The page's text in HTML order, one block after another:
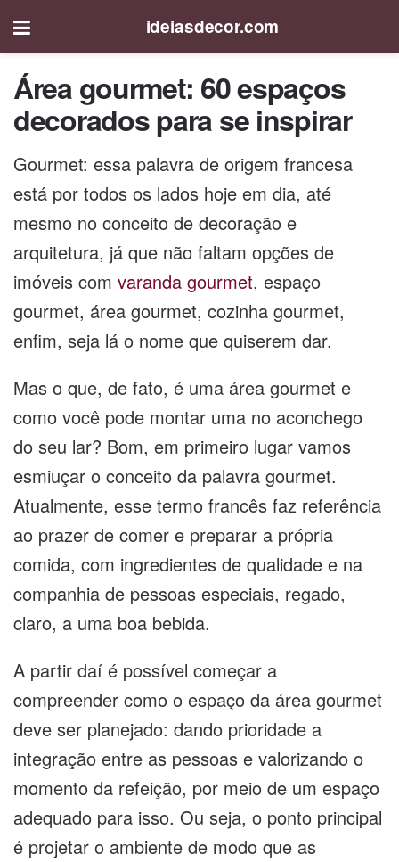
ideiasdecor.com
Área gourmet: 60 espaços
decorados para se inspirar
Gourmet: essa palavra de origem francesa
está por todos os lados hoje em dia, até
mesmo no conceito de decoração e
arquitetura, já que não faltam opções de
imóveis com varanda gourmet, espaço
gourmet, área gourmet, cozinha gourmet,
enfim, seja lá o nome que quiserem dar.
Mas o que, de fato, é uma área gourmet e
como você pode montar uma no aconchego
do seu lar? Bom, em primeiro lugar vamos
esmiuçar o conceito da palavra gourmet.
Atualmente, esse termo francês faz referência
ao prazer de comer e preparar a própria
comida, com ingredientes de qualidade e na
companhia de pessoas especiais, regado,
claro, a uma boa bebida.
A partir daí é possível começar a
compreender como o espaço da área gourmet
deve ser planejado: dando prioridade a
integração entre as pessoas e valorizando o
momento da refeição, por meio de um espaço
adequado para isso. Ou seja, o ponto principal
é projetar o ambiente de modo que as